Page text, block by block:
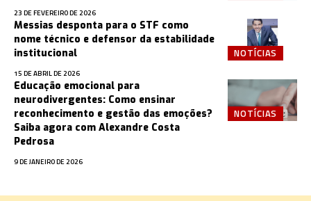
23 DE FEVEREIRO DE 2026
NOTÍCIAS
Messias desponta para o STF como
nome técnico e defensor da estabilidade
institucional
15 DE ABRIL DE 2026
NOTÍCIAS
Educação emocional para
neurodivergentes: Como ensinar
reconhecimento e gestão das emoções?
Saiba agora com Alexandre Costa
Pedrosa
9 DE JANEIRO DE 2026